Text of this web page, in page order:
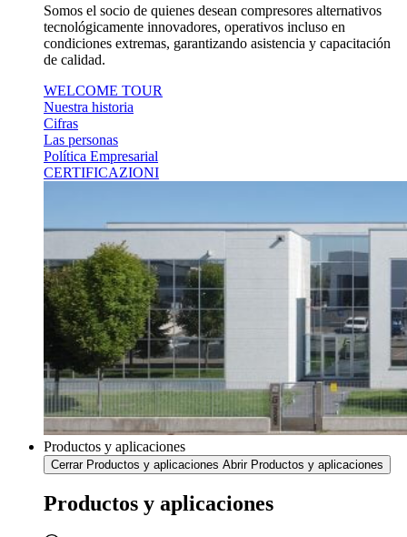
Somos el socio de quienes desean compresores alternativos
tecnológicamente innovadores, operativos incluso en
condiciones extremas, garantizando asistencia y capacitación
de calidad.
WELCOME TOUR
Nuestra historia
Cifras
Las personas
Política Empresarial
CERTIFICAZIONI
Productos y aplicaciones
Cerrar Productos y aplicaciones Abrir Productos y aplicaciones
Productos y aplicaciones